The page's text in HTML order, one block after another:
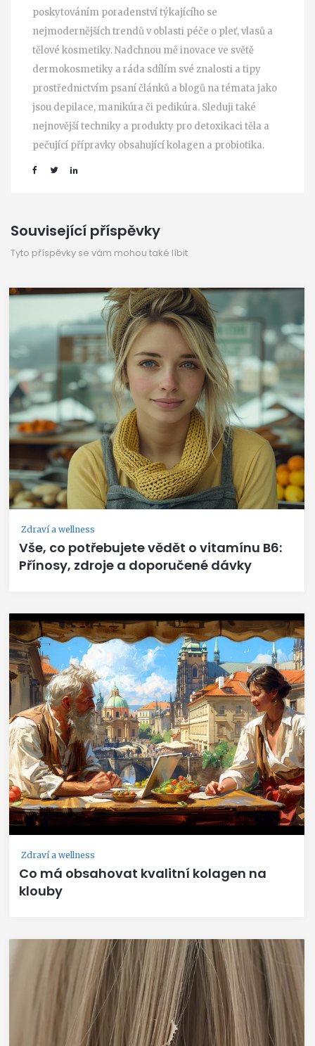
poskytováním poradenství týkajícího se
nejmodernějších trendů v oblasti péče o pleť, vlasů a
tělové kosmetiky. Nadchnou mě inovace ve světě
dermokosmetiky a ráda sdílím své znalosti a tipy
prostřednictvím psaní článků a blogů na témata jako
jsou depilace, manikúra či pedikúra. Sleduji také
nejnovější techniky a produkty pro detoxikaci těla a
pečující přípravky obsahující kolagen a probiotika.
Související příspěvky
Tyto příspěvky se vám mohou také líbit
Zdraví a wellness
Vše, co potřebujete vědět o vitamínu B6:
Přínosy, zdroje a doporučené dávky
Zdraví a wellness
Co má obsahovat kvalitní kolagen na
klouby